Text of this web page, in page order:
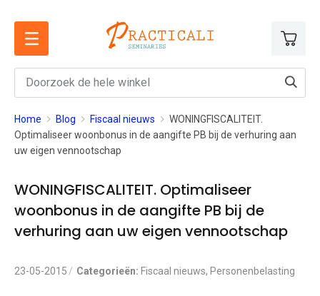
Ga
naar
inhoud
Home Blog Fiscaal nieuws
WONINGFISCALITEIT.
Optimaliseer woonbonus in de aangifte PB bij de verhuring aan
uw eigen vennootschap
WONINGFISCALITEIT. Optimaliseer
woonbonus in de aangifte PB bij de
verhuring aan uw eigen vennootschap
23-05-2015 Categorieën: Fiscaal nieuws, Personenbelasting